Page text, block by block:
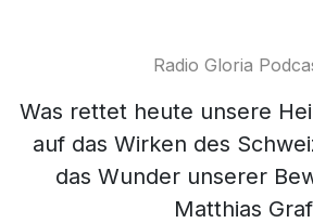
Radio Gloria
Was rettet heute unsere
auf das Wirken des
das Wunder unserer
Matthias Graf